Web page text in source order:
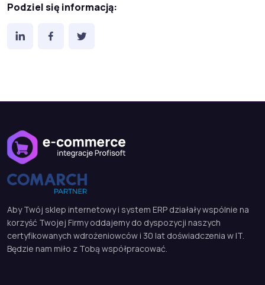
Podziel się informacją:
Aby Twój sklep internetowy i system ERP działały wspólnie na
korzyść Twojej Firmy oddajemy do dyspozycji naszych
certyfikowanych wdrożeniowców i 30 lat doświadczenia w IT.
Będzie nam miło z Tobą współpracować.